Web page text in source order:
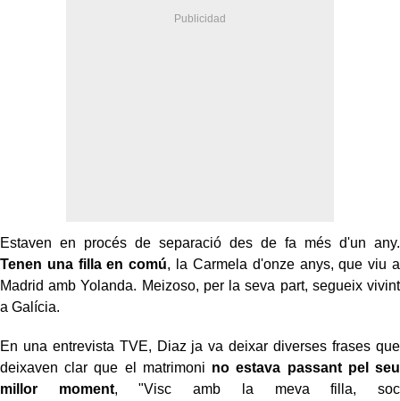
Estaven en procés de separació des de fa més d'un any.
Tenen una filla en comú, la Carmela d'onze anys, que viu a
Madrid amb Yolanda. Meizoso, per la seva part, segueix vivint
a Galícia.
En una entrevista TVE, Diaz ja va deixar diverses frases que
deixaven clar que el matrimoni no estava passant pel seu
millor moment, "Visc amb la meva filla, soc